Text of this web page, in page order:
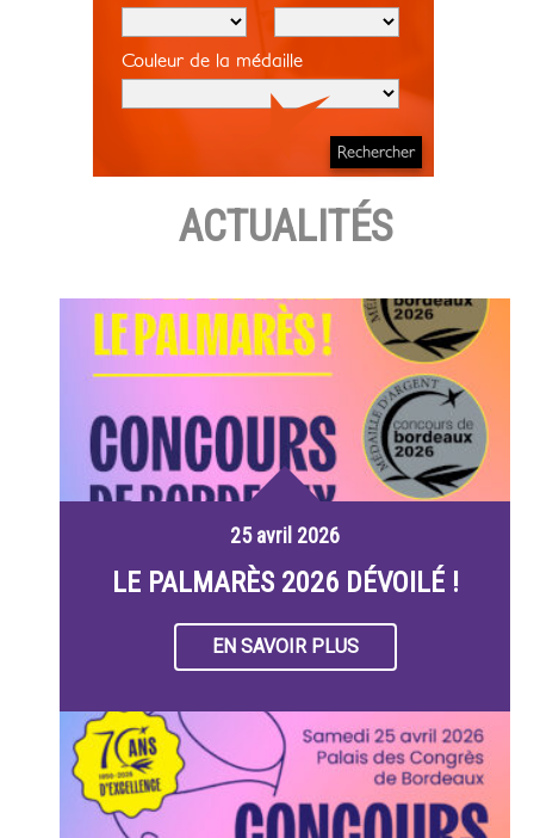
Couleur de la médaille
ACTUALITÉS
25 avril 2026
LE PALMARÈS 2026 DÉVOILÉ !
EN SAVOIR PLUS